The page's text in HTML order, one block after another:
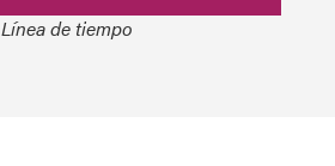
Línea de tiempo